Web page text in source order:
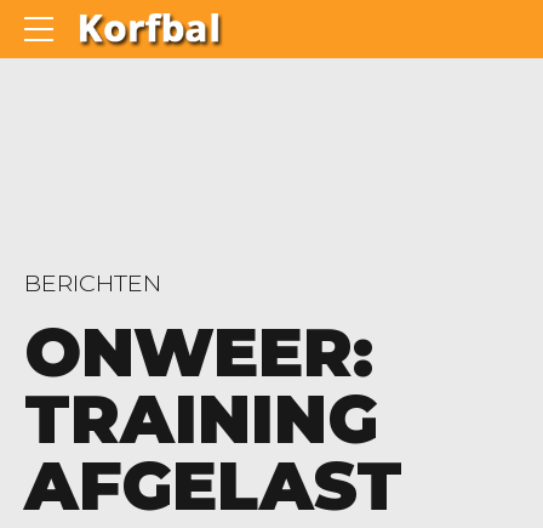
BERICHTEN
ONWEER:
TRAINING
AFGELAST